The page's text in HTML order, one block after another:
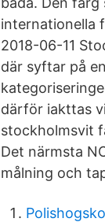
internationella
2018-06-11
där syftar på
därför iakttas
stockholmsvit
Det närmsta
målning och